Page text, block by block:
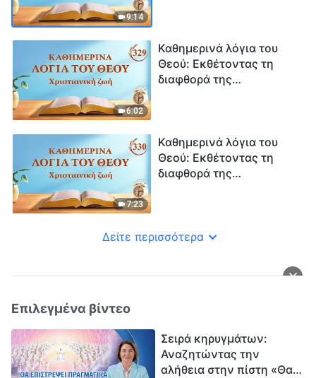
9:14
6:02
Καθημερινά λόγια του
Θεού: Εκθέτοντας τη
διαφθορά της
7:23
Καθημερινά λόγια του
Θεού: Εκθέτοντας τη
διαφθορά της
Δείτε περισσότερα
Επιλεγμένα βίντεο
Σειρά κηρυγμάτων:
Αναζητώντας την
αλήθεια στην πίστη «Θα